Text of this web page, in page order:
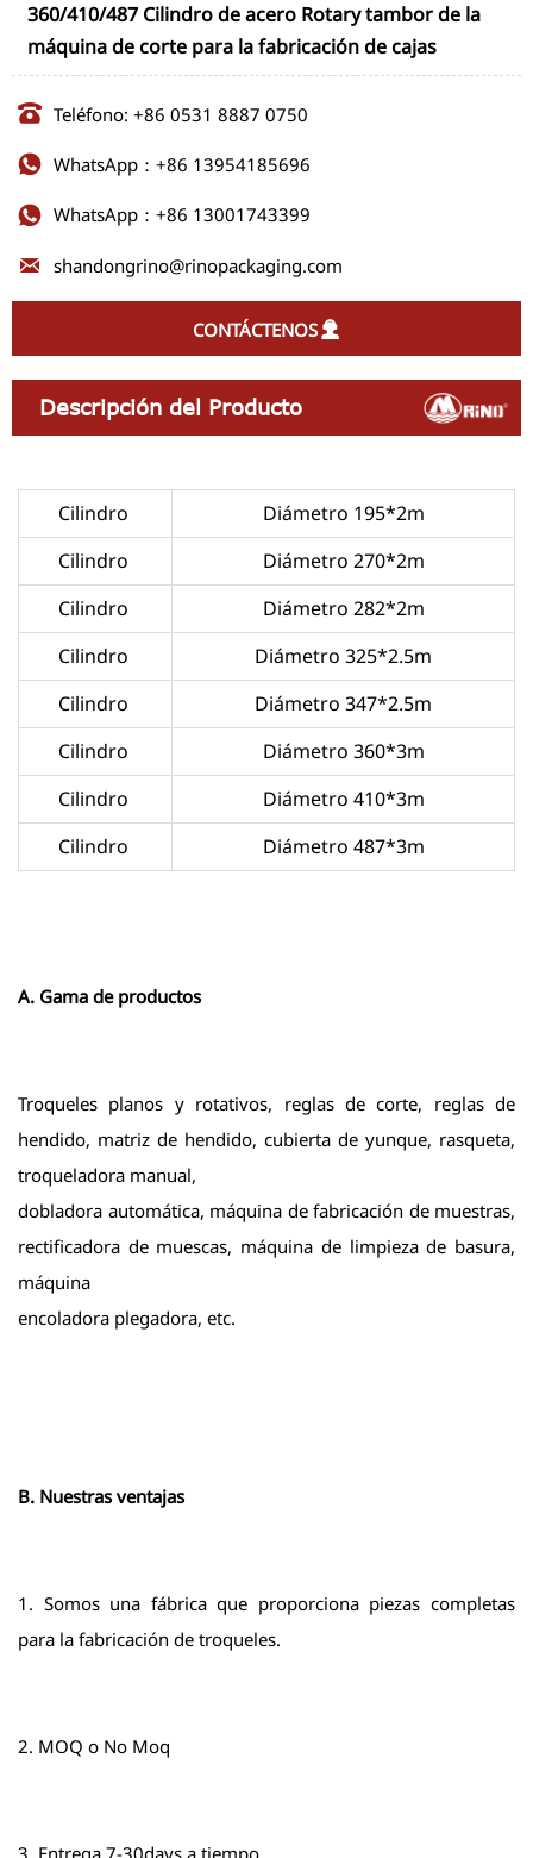
360/410/487 Cilindro de acero Rotary tambor de la
máquina de corte para la fabricación de cajas
 Teléfono: +86 0531 8887 0750
 WhatsApp：+86 13954185696
 WhatsApp：+86 13001743399
 shandongrino@rinopackaging.com
CONTÁCTENOS
Descripción del Producto
Cilindro
Diámetro 195*2m
Cilindro
Diámetro 270*2m
Cilindro
Diámetro 282*2m
Cilindro
Diámetro 325*2.5m
Cilindro
Diámetro 347*2.5m
Cilindro
Diámetro 360*3m
Cilindro
Diámetro 410*3m
Cilindro
Diámetro 487*3m
A. Gama de productos
Troqueles planos y rotativos, reglas de corte, reglas de
hendido, matriz de hendido, cubierta de yunque, rasqueta,
troqueladora manual,
dobladora automática, máquina de fabricación de muestras,
rectificadora de muescas, máquina de limpieza de basura,
máquina
encoladora plegadora, etc.
B. Nuestras ventajas
1. Somos una fábrica que proporciona piezas completas
para la fabricación de troqueles.
2. MOQ o No Moq
3. Entrega 7-30days a tiempo .